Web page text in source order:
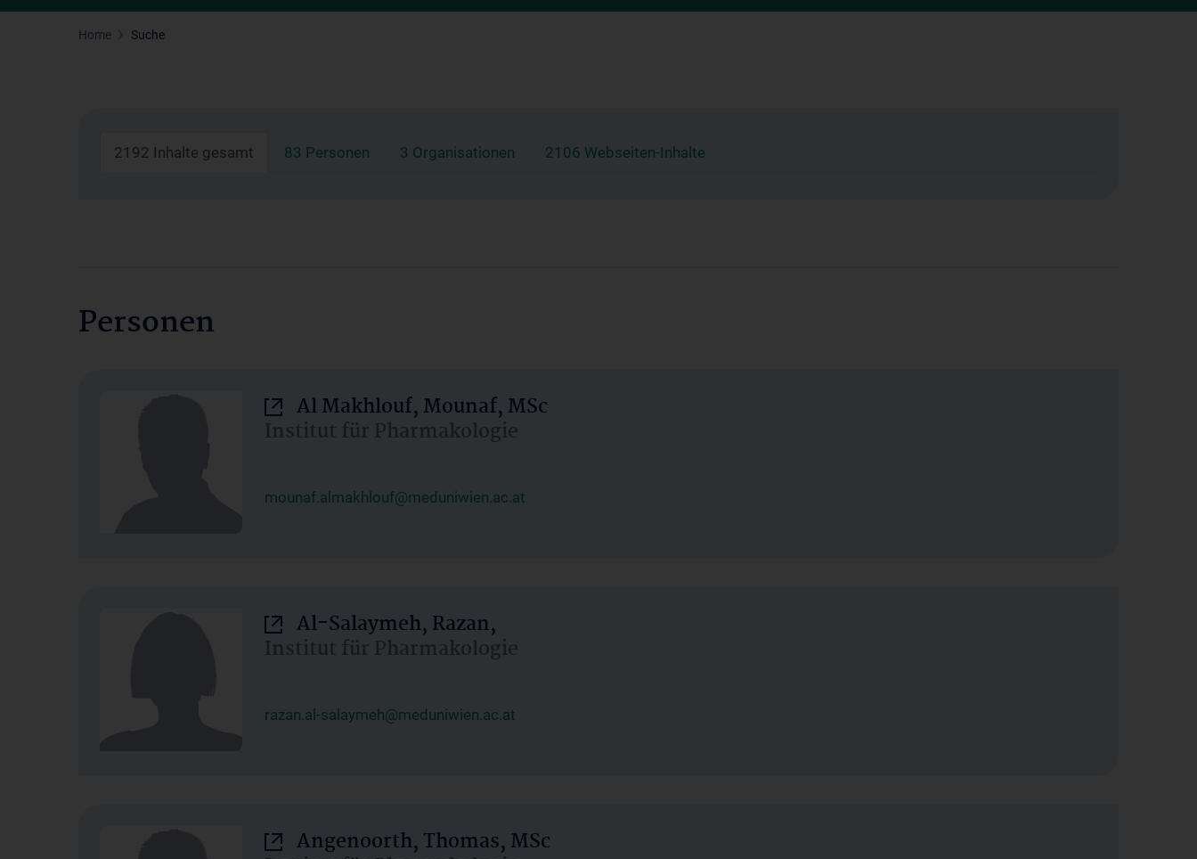
Home Suche
2192 Inhalte gesamt 83 Personen 3 Organisationen 2106 Webseiten-Inhalte
Personen
Al Makhlouf, Mounaf, MSc
Institut für Pharmakologie
mounaf.almakhlouf@meduniwien.ac.at
Al-Salaymeh, Razan,
Institut für Pharmakologie
razan.al-salaymeh@meduniwien.ac.at
Angenoorth, Thomas, MSc